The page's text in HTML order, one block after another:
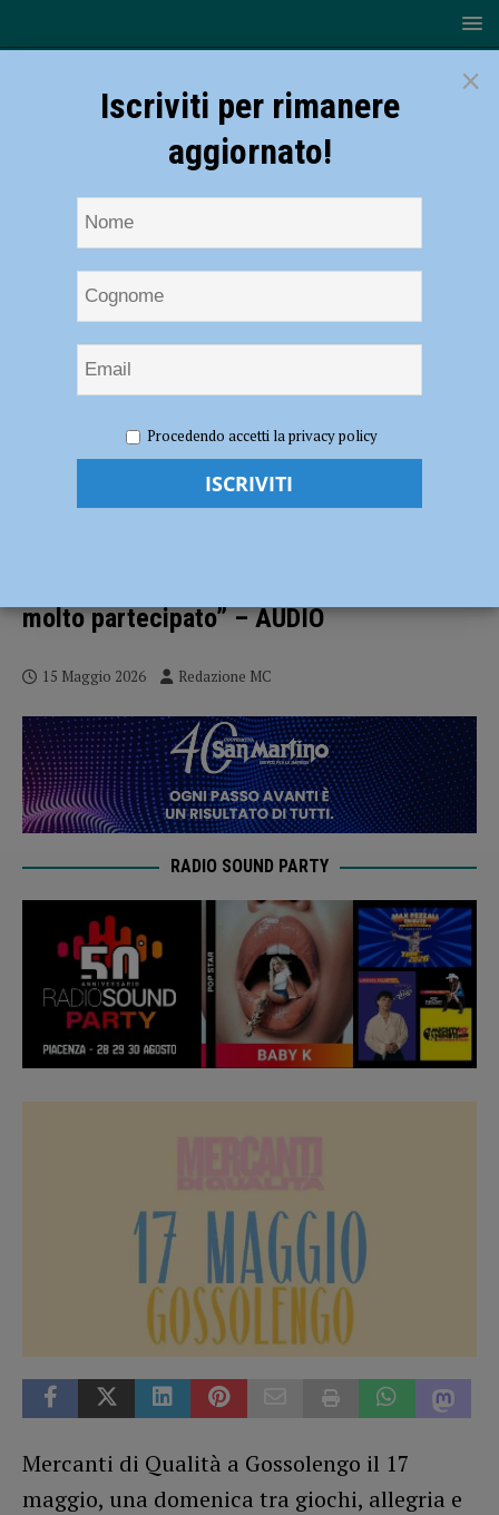
Qualità a Gossolengo il 17 maggio, giochi, allegria e shopping. Il
Sindaco Balestrieri: “Evento sempre molto partecipato” – AUDIO
Mercanti di Qualità a Gossolengo il 17
molto partecipato” – AUDIO
15 Maggio 2026 Redazione MC
RADIO SOUND PARTY
Mercanti di Qualità a Gossolengo il 17
maggio, una domenica tra giochi, allegria e
×
Iscriviti per rimanere
aggiornato!
Procedendo accetti la privacy policy